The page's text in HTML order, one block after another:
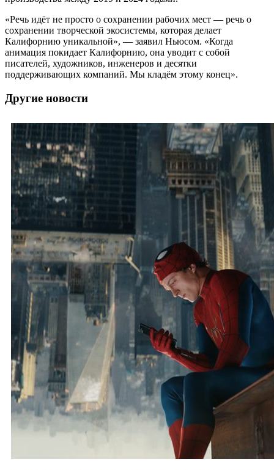
«Речь идёт не просто о сохранении рабочих мест — речь о
сохранении творческой экосистемы, которая делает
Калифорнию уникальной», — заявил Ньюсом. «Когда
анимация покидает Калифорнию, она уводит с собой
писателей, художников, инженеров и десятки
поддерживающих компаний. Мы кладём этому конец».
Другие новости